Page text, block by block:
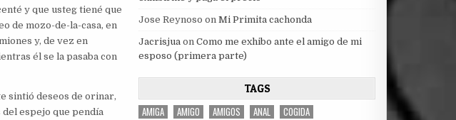
y que usteg tiené que
de mozo-de-la-casa, en
y, de vez en
él se la pasaba con
sintió deseos de orinar,
espejo que pendía
Jose Reynoso onMi Primita cachonda
Jacrisjua onComo me exhibo ante el amigo de mi
esposo (primera parte)
TAGS
AMIGA AMIGO AMIGOS ANAL
COGIDA